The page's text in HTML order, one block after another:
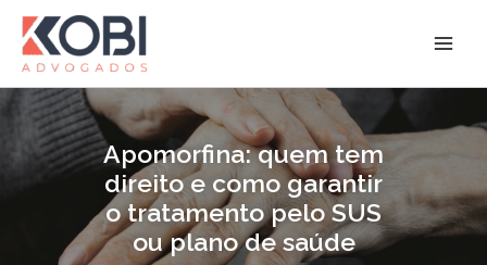
para
conteúdo
Apomorfina: quem tem
direito e como garantir
o tratamento pelo SUS
ou plano de saúde